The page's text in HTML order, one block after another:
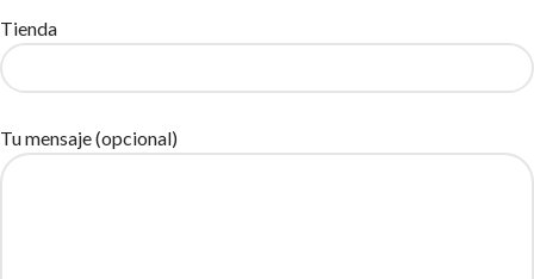
Tienda
Tu mensaje (opcional)